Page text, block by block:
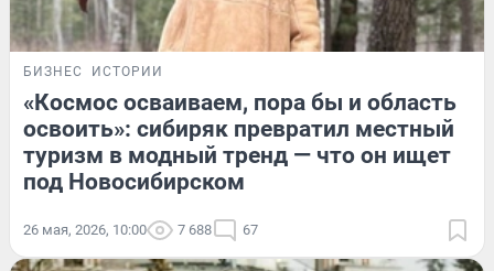
БИЗНЕС ИСТОРИИ
«Космос осваиваем, пора бы и область
освоить»: сибиряк превратил местный
туризм в модный тренд — что он ищет
под Новосибирском
26 мая, 2026, 10:00 7 688 67